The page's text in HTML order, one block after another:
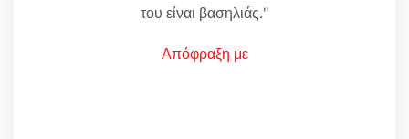
του είναι βασηλιάς."
Απόφραξη με